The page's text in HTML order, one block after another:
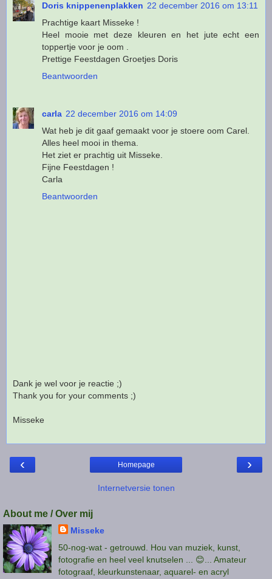
Doris knippenenplakken 22 december 2016 om 13:11
Prachtige kaart Misseke !
Heel mooie met deze kleuren en het jute echt een
toppertje voor je oom .
Prettige Feestdagen Groetjes Doris
Beantwoorden
carla 22 december 2016 om 14:09
Wat heb je dit gaaf gemaakt voor je stoere oom Carel.
Alles heel mooi in thema.
Het ziet er prachtig uit Misseke.
Fijne Feestdagen !
Carla
Beantwoorden
Dank je wel voor je reactie ;)
Thank you for your comments ;)
Misseke
‹ ›
Homepage
Internetversie tonen
About me / Over mij
Misseke
50-nog-wat - getrouwd. Hou van muziek, kunst,
fotografie en heel veel knutselen ... 😊... Amateur
fotograaf, kleurkunstenaar, aquarel- en acryl